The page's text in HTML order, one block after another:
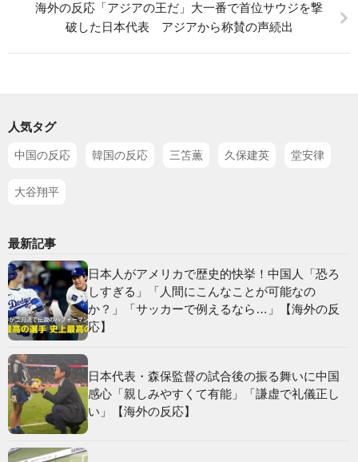
海外の反応「アジアの王だ」大一番で首位サウジを撃
破した日本代表 アジアから称賛の声続出
人気タグ
中国の反応 韓国の反応 三笘薫 久保建英 堂安律
大谷翔平
最新記事
日本人がアメリカで歴史的快挙！中国人「恐ろ
しすぎる」「人間にこんなことが可能なの
か？」「サッカーで例えるなら…」【海外の反
応】
日本代表・森保監督の試合後の振る舞いに中国
感心「親しみやすくて有能」「謙虚で礼儀正し
い」【海外の反応】